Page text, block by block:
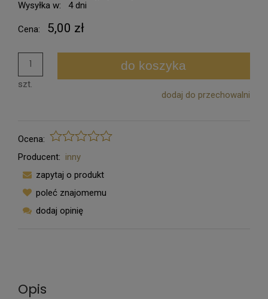
Wysyłka w:
4 dni
Cena: 5,00 zł
szt.
do koszyka
dodaj do przechowalni
Ocena:
Producent: inny
zapytaj o produkt
poleć znajomemu
dodaj opinię
Opis